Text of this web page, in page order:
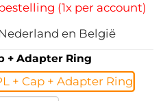
(1x per account)
en België
+ Adapter Ring
+ Cap + Adapter Ring